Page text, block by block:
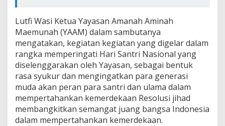
Lutfi Wasi Ketua Yayasan Amanah Aminah
Maemunah (YAAM) dalam sambutanya
mengatakan, kegiatan kegiatan yang digelar dalam
rangka memperingati Hari Santri Nasional yang
diselenggarakan oleh Yayasan, sebagai bentuk
rasa syukur dan mengingatkan para generasi
muda akan peran para santri dan ulama dalam
mempertahankan kemerdekaan Resolusi jihad
membangkitkan semangat juang bangsa Indonesia
dalam mempertahankan kemerdekaan.